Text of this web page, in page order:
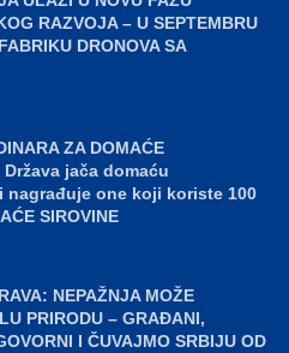
RAZVOJA – U SEPTEMBRU
DRONOVA SA
ZA DOMAĆE
Država jača domaću
nagrađuje one koji koriste 100
SIROVINE
NEPAŽNJA MOŽE
PRIRODU – GRAĐANI,
I ČUVAJMO SRBIJU OD